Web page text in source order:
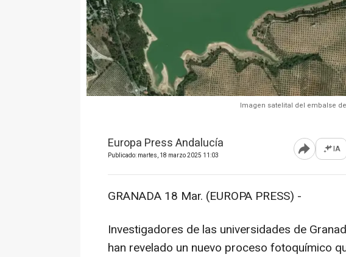
Imagen satelital del embalse
Europa Press Andalucía
Publicado: martes, 18 marzo 2025 11:03 Abrir IA
GRANADA 18 Mar. (EUROPA PRESS) -
Investigadores de las universidades de
han revelado un nuevo proceso fotoquímico